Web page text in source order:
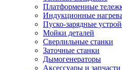
Платформенные
Индукционные
Пуско-зарядные
Мойки деталей
Сверлильные станки
Заточные станки
Дымогенераторы
Аксессуары и запчасти